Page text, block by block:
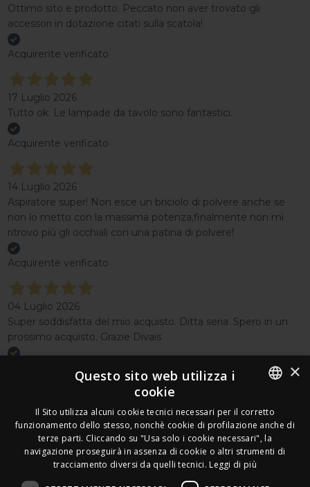
Ottimo sito e prodotto. Peccato non aver trovato gli
accessori in dotazione citati sulla scatola!
Acquirente verificato
17 Luglio 2026
Tutto ok. Le lampade da tavolo sono fantastici.
Acquirente verificato
14 Luglio 2026
Aspiratore super! Non esce un briciolo di polvere anche se
non lo metto con la massima potenza,finalmente non mi
ritrovo più gli occhiali con una patina di polvere!
Acquirente verificato
04 Luglio 2026
Super soddisfatta del mio acquisto. Ditta seria. Spero in un
prossimo acquisto. Grazie Divais
Seguici
Newsletter
ITALIAN
FRENCH
GERMAN
ENGLISH
×
Questo sito web utilizza i
cookie
Il Sito utilizza alcuni cookie tecnici necessari per il corretto
funzionamento dello stesso, nonchè cookie di profilazione anche di
terze parti. Cliccando su "Usa solo i cookie necessari", la
navigazione proseguirà in assenza di cookie o altri strumenti di
tracciamento diversi da quelli tecnici. Leggi di più